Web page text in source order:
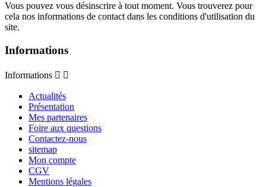
Vous pouvez vous désinscrire à tout moment. Vous trouverez pour
cela nos informations de contact dans les conditions d'utilisation du
site.
Informations
Informations  
Actualités
Présentation
Mes partenaires
Foire aux questions
Contactez-nous
sitemap
Mon compte
CGV
Mentions légales